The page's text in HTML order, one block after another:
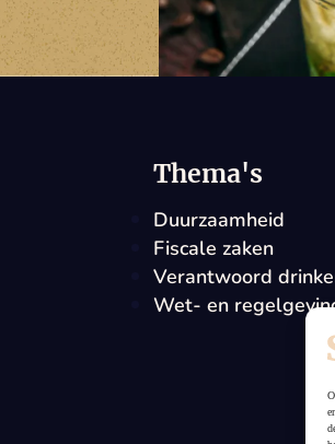
Thema's
Duurzaamheid
Fiscale zaken
Verantwoord
Wet- en